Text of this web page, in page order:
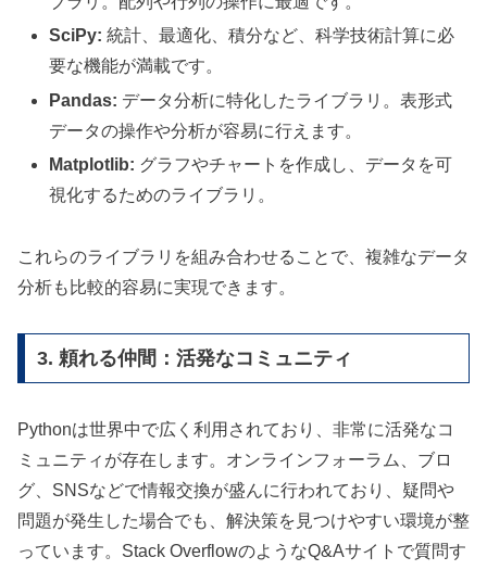
SciPy: 統計、最適化、積分など、科学技術計算に必
要な機能が満載です。
Pandas: データ分析に特化したライブラリ。表形式
データの操作や分析が容易に行えます。
Matplotlib: グラフやチャートを作成し、データを可
視化するためのライブラリ。
これらのライブラリを組み合わせることで、複雑なデータ
分析も比較的容易に実現できます。
3. 頼れる仲間：活発なコミュニティ
Pythonは世界中で広く利用されており、非常に活発なコ
ミュニティが存在します。オンラインフォーラム、ブロ
グ、SNSなどで情報交換が盛んに行われており、疑問や
問題が発生した場合でも、解決策を見つけやすい環境が整
っています。Stack OverflowのようなQ&Aサイトで質問す